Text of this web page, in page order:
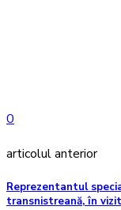
0
articolul anterior
Reprezentantul
transnistreană, în